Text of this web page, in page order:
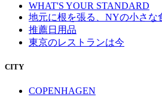
WHAT'S YOUR STANDARD
地元に根を張る、NYの小さな
推薦日用品
東京のレストランは今
CITY
COPENHAGEN